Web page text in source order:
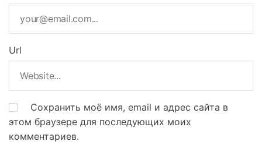
Url
Сохранить моё имя, email и адрес сайта в
этом браузере для последующих моих
комментариев.